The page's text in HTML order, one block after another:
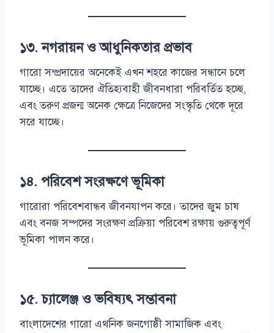
১৩. নগরায়ন ও আধুনিকতার প্রভাব
গারো সম্প্রদায়ের অনেকেই এখন শহরে কাজের সন্ধানে চলে
যাচ্ছে। এতে তাদের ঐতিহ্যবাহী জীবনধারা পরিবর্তিত হচ্ছে,
এবং তরুণ প্রজন্ম অনেক ক্ষেত্রে নিজেদের সংস্কৃতি থেকে দূরে
সরে যাচ্ছে।
১৪. পরিবেশ সংরক্ষণে ভূমিকা
গারোরা পরিবেশবান্ধব জীবনযাপন করে। তাদের জুম চাষ
এবং বনজ সম্পদের সংরক্ষণ প্রক্রিয়া পরিবেশ রক্ষায় গুরুত্বপূর্ণ
ভূমিকা পালন করে।
১৫. চ্যালেঞ্জ ও ভবিষ্যৎ সম্ভাবনা
বাংলাদেশের গারো এথনিক জনগোষ্ঠী সামাজিক এবং